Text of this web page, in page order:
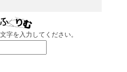
字を入力してください。